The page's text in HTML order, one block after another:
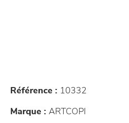
Référence : 10332
Marque : ARTCOPI